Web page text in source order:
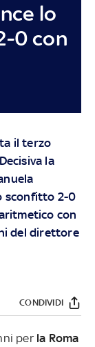
lo
0 con
il terzo
la
sconfitto 2-0
con
del direttore
CONDIVIDI
per la Roma